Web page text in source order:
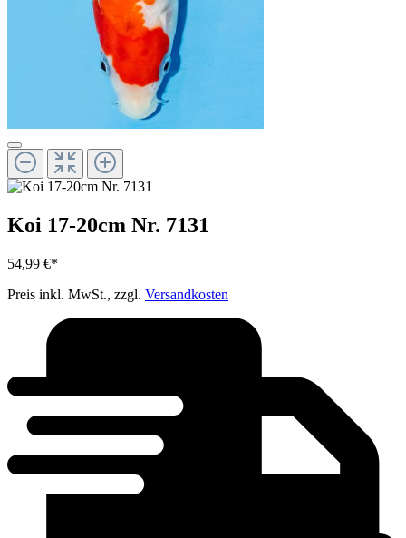
Koi 17-20cm Nr. 7131
54,99 €*
Preis inkl. MwSt., zzgl. Versandkosten